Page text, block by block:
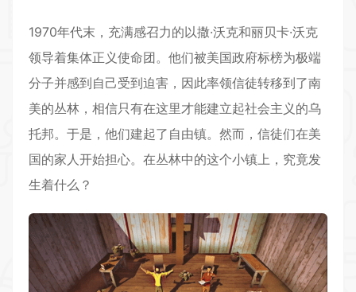
1970年代末，充满感召力的以撒·沃克和丽贝卡·沃克
领导着集体正义使命团。他们被美国政府标榜为极端
分子并感到自己受到迫害，因此率领信徒转移到了南
美的丛林，相信只有在这里才能建立起社会主义的乌
托邦。于是，他们建起了自由镇。然而，信徒们在美
国的家人开始担心。在丛林中的这个小镇上，究竟发
生着什么？